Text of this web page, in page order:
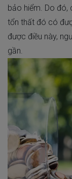
bảo hiểm. Do đó,
tổn thất đó có
được điều này,
gần.